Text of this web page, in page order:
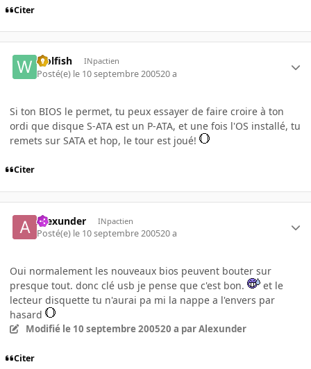
Citer
wolfish INpactien
Posté(e) le 10 septembre 200520 a
Si ton BIOS le permet, tu peux essayer de faire croire à ton
ordi que disque S-ATA est un P-ATA, et une fois l'OS installé, tu
remets sur SATA et hop, le tour est joué!
Citer
Alexunder INpactien
Posté(e) le 10 septembre 200520 a
Oui normalement les nouveaux bios peuvent bouter sur
presque tout. donc clé usb je pense que c'est bon.
et le
lecteur disquette tu n'aurai pa mi la nappe a l'envers par
hasard
Modifié le 10 septembre 200520 a par Alexunder
Citer